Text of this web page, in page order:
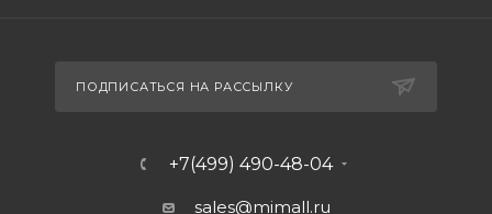
ПОДПИСАТЬСЯ НА РАССЫЛКУ
+7(499) 490-48-04
sales@mimall.ru